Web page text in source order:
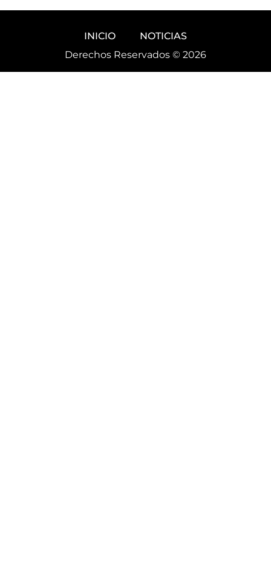
INICIO
NOTICIAS
Derechos Reservados © 2026